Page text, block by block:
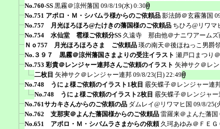
No.760-SS 黒霧＠涼州藩国 09/8/19(水) 0:30
No.751 アポロ・Ｍ・シバムラ様からのご依頼品 影法師＠玄霧藩国
No.757 月光ほろほろ@たけきの藩国様のご依頼品 ちひろ@リワマ
No.754 水仙堂 雹様ご依頼分SS 久遠寺 那由他＠ナニワアームズ
Ｎｏ757 月光ほろほろさま ご依頼品 瑛の南天＠後ほねっこ男爵
No.３９７ 黒霧＠涼州藩国さまよりの受注イラスト 瀬戸口まつり
No.753 彩貴＠レンジャー連邦さんご依頼のイラスト 矢神サク＠レ
二枚目 矢神サク＠レンジャー連邦 09/8/23(日) 22:49
No.748 うにょ様ご依頼のイラスト1枚目 霰矢蝶子＠レンジャー連
No.748 うにょ様ご依頼のイラスト2枚目 霰矢蝶子＠レンジャー
No.761サカキさんからのご依頼の品 ダムレイ@リワマヒ国 09/8/25(
No.762 支那実＠よんた藩国様からのご依頼品 雷羅来＠よんた藩国
No.651 アポロ・Ｍ・シバムラさまからの依頼 久珂あゆみ＠ＦＥＧ